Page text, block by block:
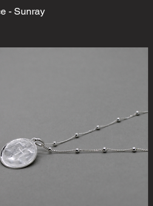
Schnellansicht
- Sunray